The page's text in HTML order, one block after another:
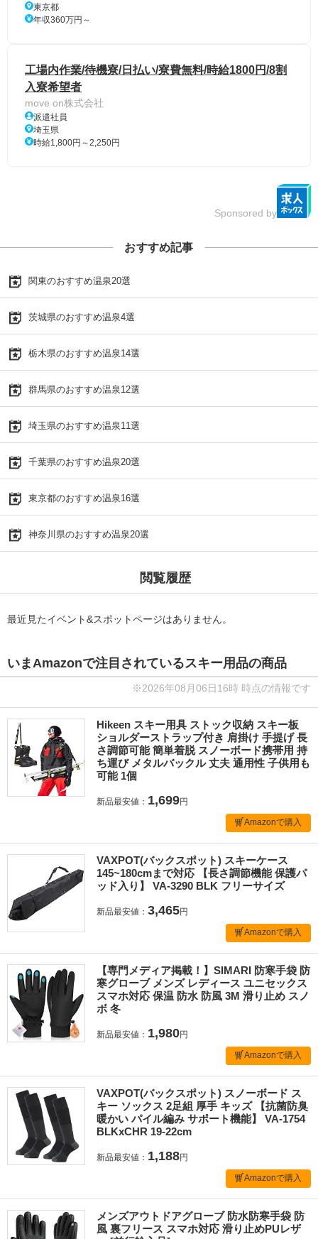
東京都
年収360万円～
工場内作業/待機寮/日払い/寮費無料/時給1800円/8割
入寮希望者
move on株式会社
派遣社員
埼玉県
時給1,800円～2,250円
Sponsored by
おすすめ記事
関東のおすすめ温泉20選
茨城県のおすすめ温泉4選
栃木県のおすすめ温泉14選
群馬県のおすすめ温泉12選
埼玉県のおすすめ温泉11選
千葉県のおすすめ温泉20選
東京都のおすすめ温泉16選
神奈川県のおすすめ温泉20選
閲覧履歴
最近見たイベント&スポットページはありません。
いまAmazonで注目されているスキー用品の商品
※2026年08月06日16時 時点の情報です
Hikeen スキー用具 ストック収納 スキー板
ショルダーストラップ付き 肩掛け 手提げ 長
さ調節可能 簡単着脱 スノーボード携帯用 持
ち運び メタルバックル 丈夫 通用性 子供用も
可能 1個
新品最安値： 1,699円
Amazonで購入
VAXPOT(バックスポット) スキーケース
145~180cmまで対応 【長さ調節機能 保護パ
ッド入り】 VA-3290 BLK フリーサイズ
新品最安値： 3,465円
Amazonで購入
【専門メディア掲載！】SIMARI 防寒手袋 防
寒グローブ メンズ レディース ユニセックス
スマホ対応 保温 防水 防風 3M 滑り止め スノ
ボ 冬
新品最安値： 1,980円
Amazonで購入
VAXPOT(バックスポット) スノーボード ス
キー ソックス 2足組 厚手 キッズ 【抗菌防臭
暖かい パイル編み サポート機能】 VA-1754
BLKxCHR 19-22cm
新品最安値： 1,188円
Amazonで購入
メンズアウトドアグローブ 防水防寒手袋 防
風 裏フリース スマホ対応 滑り止めPUレザ